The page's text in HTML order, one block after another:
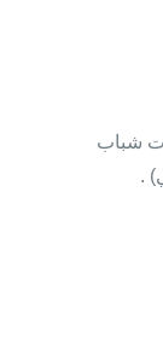
شباب
.